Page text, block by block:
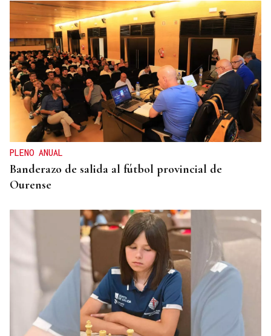
PLENO ANUAL
Banderazo de salida al fútbol provincial de
Ourense